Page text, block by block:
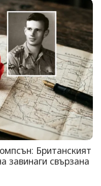
Британският
завинаги свързана